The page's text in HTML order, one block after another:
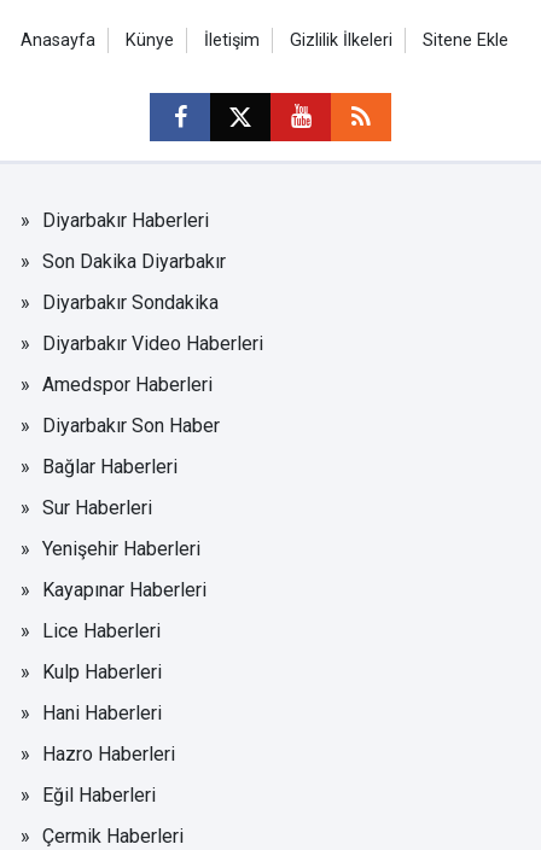
Anasayfa Künye İletişim Gizlilik İlkeleri Sitene Ekle
Diyarbakır Haberleri
Son Dakika Diyarbakır
Diyarbakır Sondakika
Diyarbakır Video Haberleri
Amedspor Haberleri
Diyarbakır Son Haber
Bağlar Haberleri
Sur Haberleri
Yenişehir Haberleri
Kayapınar Haberleri
Lice Haberleri
Kulp Haberleri
Hani Haberleri
Hazro Haberleri
Eğil Haberleri
Çermik Haberleri